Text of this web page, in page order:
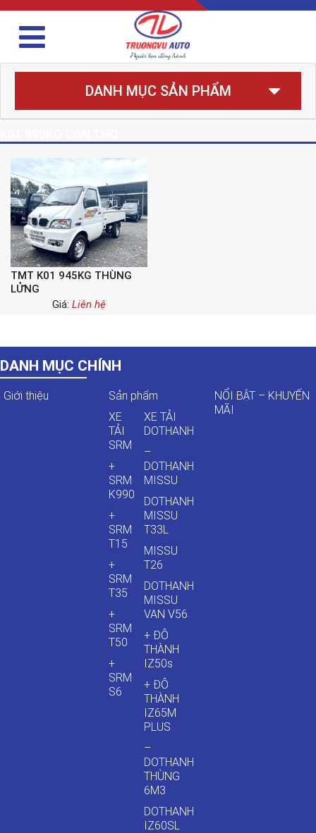
DANH MỤC SẢN PHẨM
TMT K01 945KG THÙNG
LỬNG
Giá: Liên hệ
DANH MỤC CHÍNH
Giới thiệu
Sản phẩm
XE
TẢI
SRM
+
SRM
K990
+
SRM
T15
+
SRM
T35
+
SRM
T50
+
SRM
S6
XE TẢI
DOTHANH
–
DOTHANH
MISSU
DOTHANH
MISSU
T33L
MISSU
T26
DOTHANH
MISSU
VAN V56
+ ĐÔ
THÀNH
IZ50s
+ ĐÔ
THÀNH
IZ65M
PLUS
–
DOTHANH
THÙNG
6M3
DOTHANH
IZ60SL
NỔI BẬT – KHUYẾN
MÃI